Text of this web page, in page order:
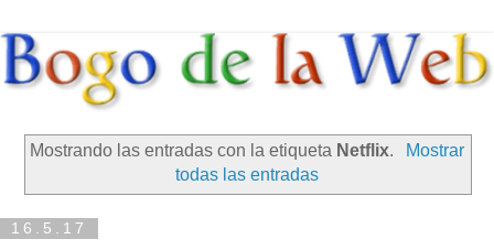
Mostrando las entradas con la etiqueta Netflix.
Mostrar
todas las entradas
16.5.17